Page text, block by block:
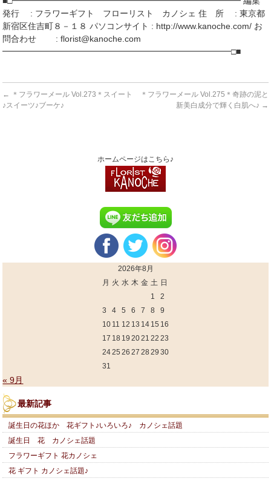
発行 : フラワーギフト フローリスト カノシェ 住 所 : 東京都
新宿区住吉町８－１８ パソコンサイト : http://www.kanoche.com/ お
問合わせ : florist@kanoche.com
━━━━━━━━━━━━━━━━━━━━━━━━━━━□■
← ＊フラワーメール Vol.273＊スイート
♪スイーツ♪ブーケ♪
＊フラワーメール Vol.275＊奇跡の泥と
新美白成分で輝く白肌へ♪ →
ホームページはこちら♪
2026年8月
月 火 水 木 金 土 日
1
2
3
4 5 6 7 8
9
10 11 12 13 14 15 16
17 18 19 2021 22 23
2425 26 27 28 29 30
31
« 9月
最新記事
誕生日の花ほか 花ギフト♪いろいろ♪ カノシェ話題
誕生日 花 カノシェ話題
フラワーギフト 花カノシェ
花 ギフト カノシェ話題♪